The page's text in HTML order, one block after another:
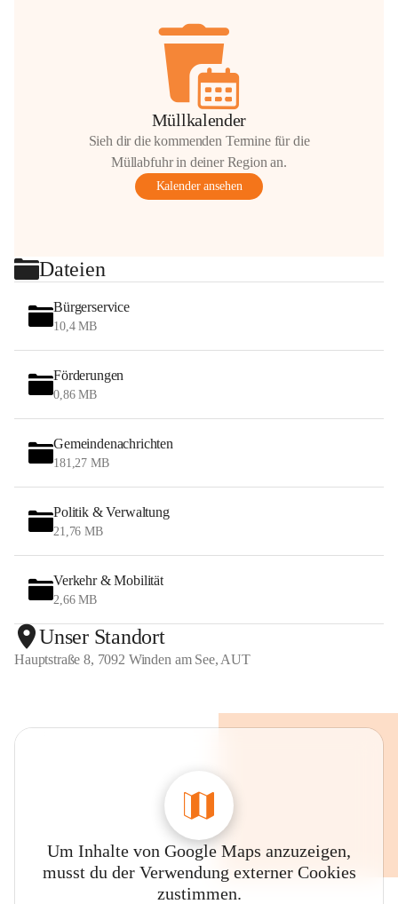
Müllkalender
Sieh dir die kommenden Termine für die
Müllabfuhr in deiner Region an.
Kalender ansehen
Dateien
Bürgerservice
10,4 MB
Förderungen
0,86 MB
Gemeindenachrichten
181,27 MB
Politik & Verwaltung
21,76 MB
Verkehr & Mobilität
2,66 MB
Unser Standort
Hauptstraße 8, 7092 Winden am See, AUT
Um Inhalte von Google Maps anzuzeigen,
musst du der Verwendung externer Cookies
zustimmen.